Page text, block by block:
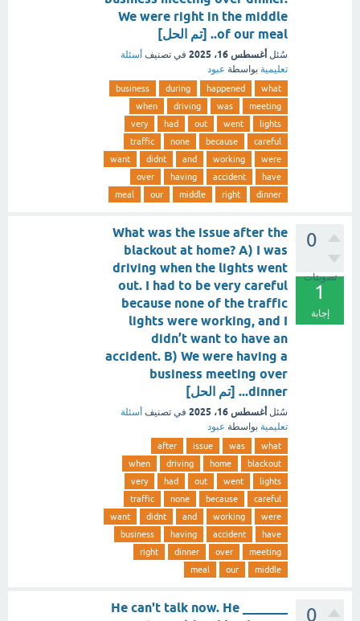
We were right in the middle
of our meal.. [تم الحل]
سُئل أغسطس 16، 2025 في تصنيف أسئلة
تعليمية بواسطة عبود
what
happened
during
business
meeting
was
driving
when
lights
went
out
had
very
careful
because
none
traffic
were
working
and
didnt
want
have
accident
having
over
dinner
right
middle
our
meal
0
تصويتات
1
إجابة
What was the issue after the
blackout at home? A) I was
driving when the lights went
out. I had to be very careful
because none of the traffic
lights were working, and I
didn’t want to have an
accident. B) We were having a
business meeting over
dinner... [تم الحل]
سُئل أغسطس 16، 2025 في تصنيف أسئلة
تعليمية بواسطة عبود
what
was
issue
after
blackout
home
driving
when
lights
went
out
had
very
careful
because
none
traffic
were
working
and
didnt
want
have
accident
having
business
meeting
over
dinner
right
middle
our
meal
0
He can't talk now. He _______